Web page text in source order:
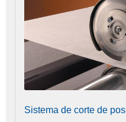
Sistema de corte de